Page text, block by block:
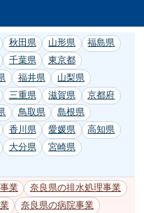
秋田県 山形県
福島県
千葉県
東京都
福井県
山梨県
三重県 滋賀県
京都府
鳥取県
島根県
香川県 愛媛県
高知県
大分県
宮崎県
業
奈良県の排水処理事業
奈良県の病院事業